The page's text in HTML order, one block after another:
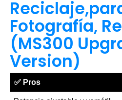
Fotografía,
(MS300
Version)
✅ Pros